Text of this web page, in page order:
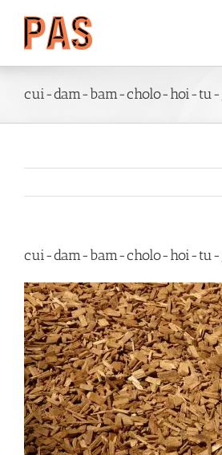
content
cui-dam-bam-cholo-hoi-
cui-dam-bam-cholo-hoi-